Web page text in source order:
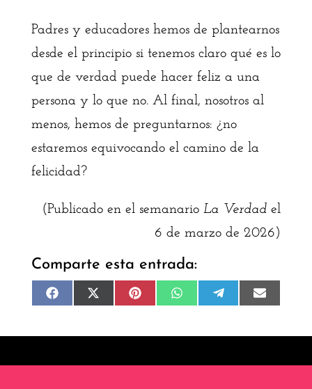
Padres y educadores hemos de plantearnos
desde el principio si tenemos claro qué es lo
que de verdad puede hacer feliz a una
persona y lo que no. Al final, nosotros al
menos, hemos de preguntarnos: ¿no
estaremos equivocando el camino de la
felicidad?
(Publicado en el semanarioLa Verdad el
6 de marzo de 2026)
Comparte esta entrada:
Compartir
F
o
Compartir
X
t
Compartir
P
r
Compartir
W
A
Compartir
r
E